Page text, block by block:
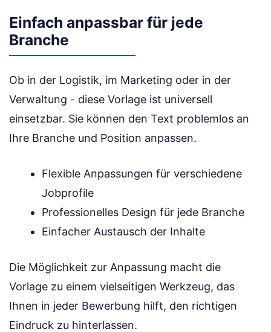
Einfach anpassbar für jede
Branche
Ob in der Logistik, im Marketing oder in der
Verwaltung - diese Vorlage ist universell
einsetzbar. Sie können den Text problemlos an
Ihre Branche und Position anpassen.
Flexible Anpassungen für verschiedene
Jobprofile
Professionelles Design für jede Branche
Einfacher Austausch der Inhalte
Die Möglichkeit zur Anpassung macht die
Vorlage zu einem vielseitigen Werkzeug, das
Ihnen in jeder Bewerbung hilft, den richtigen
Eindruck zu hinterlassen.